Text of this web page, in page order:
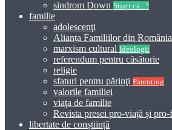
sindrom Down Știați că...?
familie
adolescenţi
Alianța Familiilor din România
marxism cultural Ideologii
referendum pentru căsătorie
religie
sfaturi pentru părinţi Parenting
valorile familiei
viaţa de familie
Revista presei pro-viață și
libertate de conștiință